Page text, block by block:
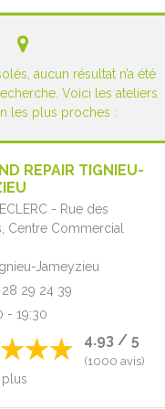
aucun résultat n’a été
Voici les ateliers
les plus proches :
REPAIR TIGNIEU-
- Rue des
Centre Commercial
Jameyzieu
28 29 24 39
- 19:30
4.93 / 5
(1000 avis)
plus